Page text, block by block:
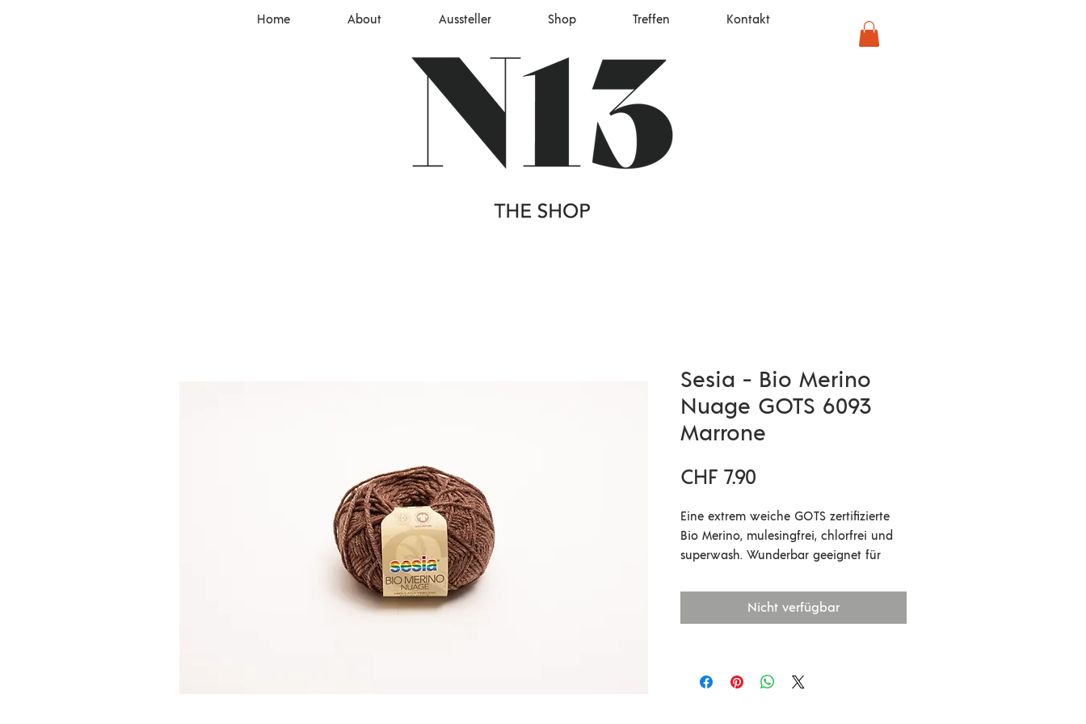
Sesia - Bio Merino
Nuage GOTS 6093
Marrone
CHF 7.90
Eine extrem weiche GOTS zertifizierte
Bio Merino, mulesingfrei, chlorfrei und
superwash. Wunderbar geeignet für
Personen.
Die Wolle sollte nicht zu locker
wächst. Für Babydecken die weich und
anschmiegsam sein sollen, kann die
Nicht verfügbar
Home About Aussteller Shop Treffen Kontakt